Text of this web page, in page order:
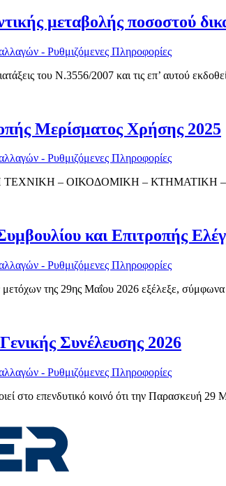
μεταβολής ποσοστού
- Ρυθμιζόμενες Πληροφορίες
του Ν.3556/2007 και τις επ’ αυτού
Μερίσματος Χρήσης 2025
- Ρυθμιζόμενες Πληροφορίες
ΤΕΧΝΙΚΗ – ΟΙΚΟΔΟΜΙΚΗ –
και Επιτροπής
- Ρυθμιζόμενες Πληροφορίες
της 29ης Μαΐου 2026 εξέλεξε,
Συνέλευσης 2026
- Ρυθμιζόμενες Πληροφορίες
στο επενδυτικό κοινό ότι την Παρασκευή 29